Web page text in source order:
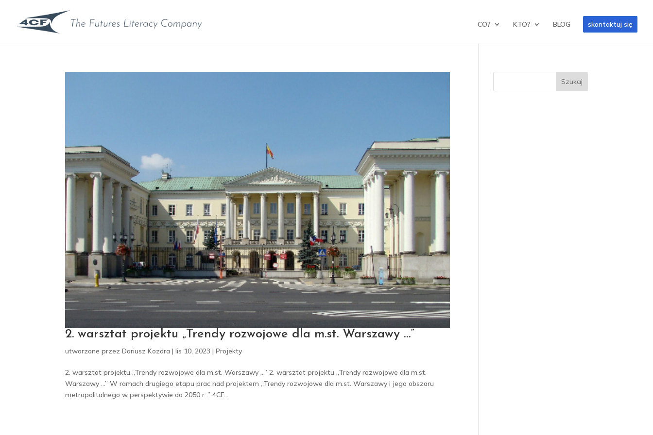
CO? KTO? BLOG skontaktuj się
2. warsztat projektu „Trendy rozwojowe dla m.st. Warszawy …”
utworzone przezDariusz Kozdra |lis 10, 2023 |Projekty
2. warsztat projektu „Trendy rozwojowe dla m.st. Warszawy …” 2. warsztat projektu „Trendy rozwojowe dla m.st.
Warszawy …” W ramach drugiego etapu prac nad projektem „Trendy rozwojowe dla m.st. Warszawy i jego obszaru
metropolitalnego w perspektywie do 2050 r .” 4CF...
Szukaj